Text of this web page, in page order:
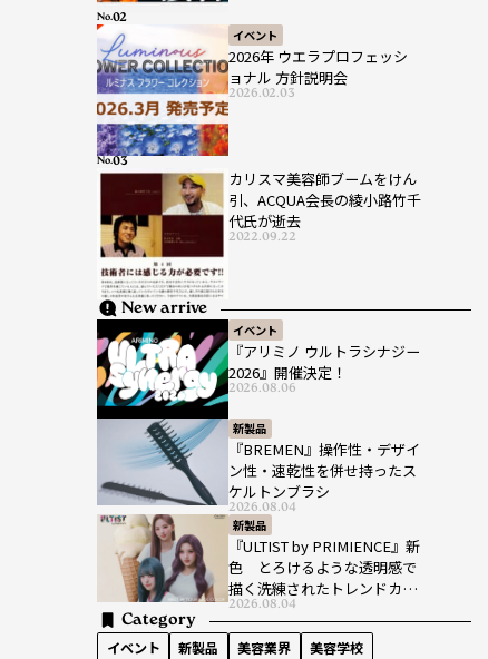
イベント
2026年 ウエラプロフェッシ
ョナル 方針説明会
2026.02.03
No.
カリスマ美容師ブームをけん
引、ACQUA会長の綾小路竹千
代氏が逝去
2022.09.22
No.
New arrive
イベント
『アリミノ ウルトラシナジー
2026』開催決定！
2026.08.06
新製品
『BREMEN』操作性・デザイ
ン性・速乾性を併せ持ったス
ケルトンブラシ
2026.08.04
新製品
『ULTIST by PRIMIENCE』新
色 とろけるような透明感で
描く洗練されたトレンドカラ
ー
2026.08.04
Category
イベント 新製品 美容業界 美容学校